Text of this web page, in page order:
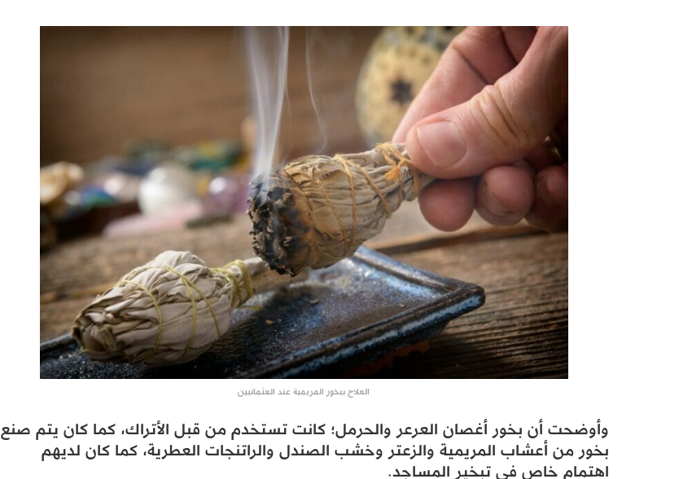
العلاج ببخور المريمية عند العثمانيين
وأوضحت أن بخور أغصان العرعر والحرمل؛ كانت تستخدم من قبل الأتراك، كما كان يتم صنع
بخور من أعشاب المريمية والزعتر وخشب الصندل والراتنجات العطرية، كما كان لديهم
اهتمام خاص في تبخير المساجد.